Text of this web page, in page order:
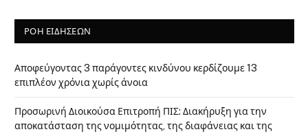
ΡΟΗ ΕΙΔΗΣΕΩΝ
Αποφεύγοντας 3 παράγοντες κινδύνου κερδίζουμε 13
επιπλέον χρόνια χωρίς άνοια
Προσωρινή Διοικούσα Επιτροπή ΠΙΣ: Διακήρυξη για την
αποκατάσταση της νομιμότητας, της διαφάνειας και της